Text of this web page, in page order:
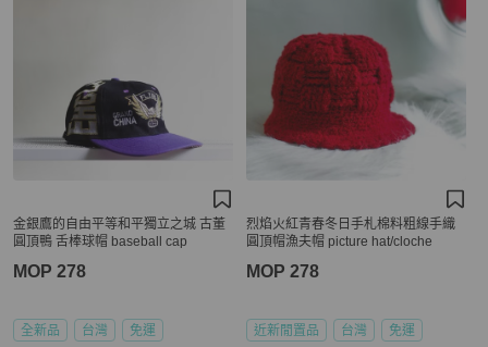
金銀鷹的自由平等和平獨立之城 古董
圓頂鴨 舌棒球帽 baseball cap
MOP 278
全新品 台灣 免運
烈焰火紅青春冬日手札棉料粗線手織
圓頂帽漁夫帽 picture hat/cloche
MOP 278
近新閒置品 台灣 免運